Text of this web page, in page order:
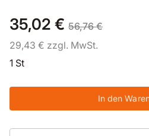
35,02 € 56,76 €
29,43 € zzgl. MwSt.
1 St
In den